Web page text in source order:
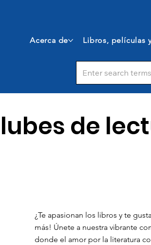
Acerca de Libros, películas
de
¿Te apasionan los libros y te
más! Únete a nuestra vibrante
donde el amor por la literatura